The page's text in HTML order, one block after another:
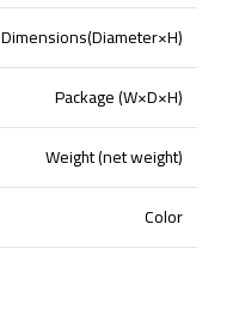
Dimensions(Diameter×H)
Package (W×D×H)
Weight (net weight)
Color